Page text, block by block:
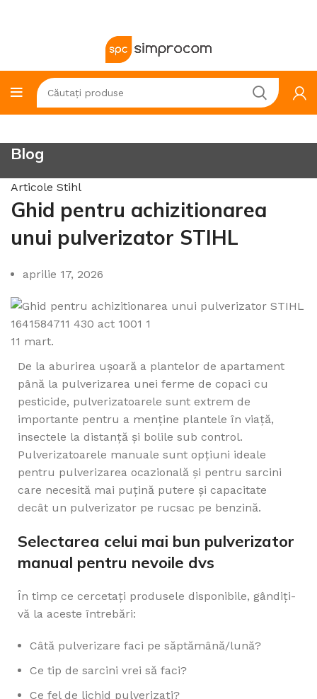
Blog
Articole Stihl
Ghid pentru achizitionarea
unui pulverizator STIHL
aprilie 17, 2026
11 mart.
De la aburirea ușoară a plantelor de apartament
până la pulverizarea unei ferme de copaci cu
pesticide, pulverizatoarele sunt extrem de
importante pentru a menține plantele în viață,
insectele la distanță și bolile sub control.
Pulverizatoarele manuale sunt opțiuni ideale
pentru pulverizarea ocazională și pentru sarcini
care necesită mai puțină putere și capacitate
decât un pulverizator pe rucsac pe benzină.
Selectarea celui mai bun pulverizator
manual pentru nevoile dvs
În timp ce cercetați produsele disponibile, gândiți-
vă la aceste întrebări:
Câtă pulverizare faci pe săptămână/lună?
Ce tip de sarcini vrei să faci?
Ce fel de lichid pulverizați?